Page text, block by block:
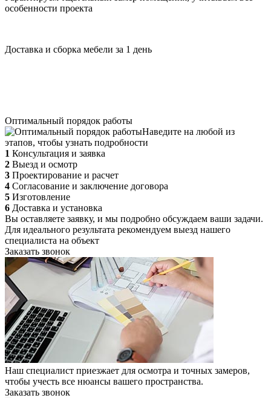
особенности проекта
Доставка и сборка мебели за 1 день
Оптимальный порядок работы
Наведите на любой из
этапов, чтобы узнать подробности
1 Консультация и заявка
2 Выезд и осмотр
3 Проектирование и расчет
4 Согласование и заключение договора
5 Изготовление
6 Доставка и установка
Вы оставляете заявку, и мы подробно обсуждаем ваши задачи.
Для идеального результата рекомендуем выезд нашего
специалиста на объект
Заказать звонок
Наш специалист приезжает для осмотра и точных замеров,
чтобы учесть все нюансы вашего пространства.
Заказать звонок